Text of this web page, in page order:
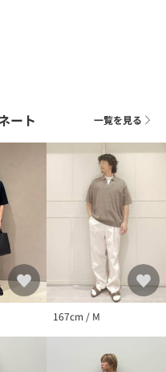
生まれ、カジュアルなチ
います。
ルーンパンツより着用シワ
も魅力です。
ージニットやカットソー、
ップスとの組み合わせがお
で、シンプルなTシャツを合
カー・サンダルとも好相
ぴったりの一本です。
ート 一覧を見る
167cm / M